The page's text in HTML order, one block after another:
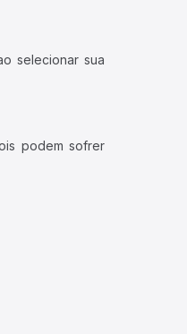
selecionar sua
podem sofrer